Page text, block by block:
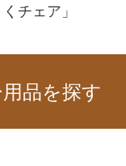
くチェア」
品を探す